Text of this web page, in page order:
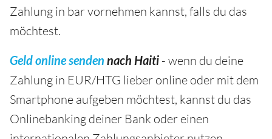
Zahlung in bar vornehmen kannst, falls du das
möchtest.
Geld online senden nach Haiti - wenn du deine
Zahlung in EUR/HTG lieber online oder mit dem
Smartphone aufgeben möchtest, kannst du das
Onlinebanking deiner Bank oder einen